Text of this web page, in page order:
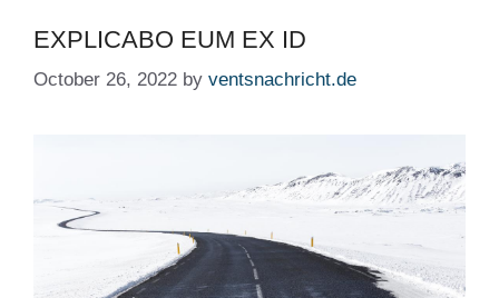
EXPLICABO EUM EX ID
October 26, 2022 by ventsnachricht.de